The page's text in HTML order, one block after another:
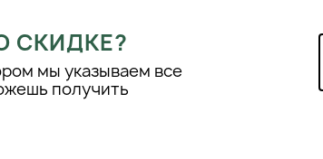
конкретных
Clarena MenoShe
СКИДКЕ?
мы указываем все
получить